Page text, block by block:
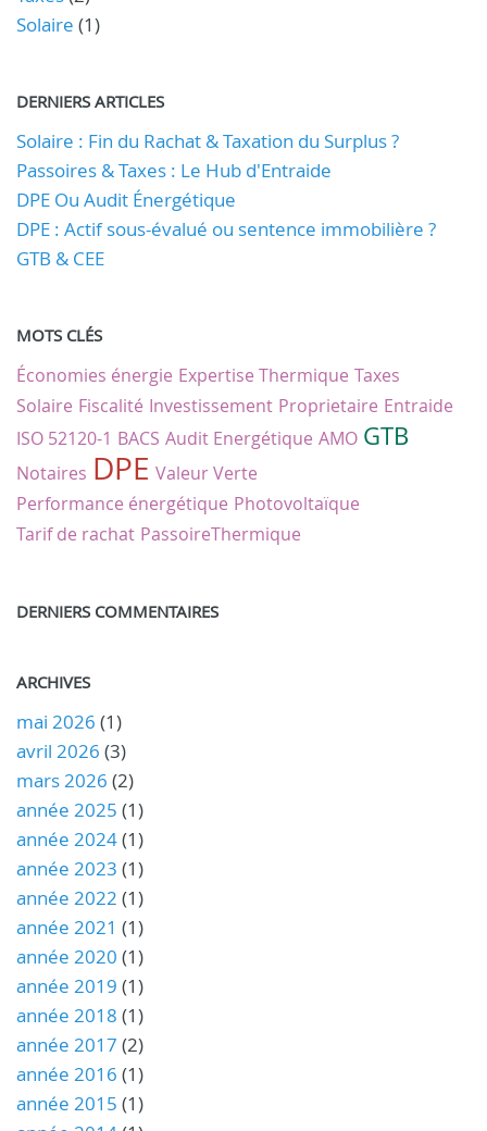
Solaire (1)
DERNIERS ARTICLES
Solaire : Fin du Rachat & Taxation du Surplus ?
Passoires & Taxes : Le Hub d'Entraide
DPE Ou Audit Énergétique
DPE : Actif sous-évalué ou sentence immobilière ?
GTB & CEE
MOTS CLÉS
Économies énergie Expertise Thermique Taxes
Solaire Fiscalité Investissement Proprietaire Entraide
ISO 52120-1 BACS Audit Energétique AMO GTB
Notaires DPE Valeur Verte
Performance énergétique Photovoltaïque
Tarif de rachat PassoireThermique
DERNIERS COMMENTAIRES
ARCHIVES
mai 2026 (1)
avril 2026 (3)
mars 2026 (2)
année 2025 (1)
année 2024(1)
année 2023 (1)
année 2022 (1)
année 2021 (1)
année 2020 (1)
année 2019 (1)
année 2018 (1)
année 2017 (2)
année 2016 (1)
année 2015 (1)